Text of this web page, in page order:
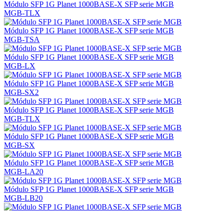
Módulo SFP 1G Planet 1000BASE-X SFP serie MGB
MGB-TLX
Módulo SFP 1G Planet 1000BASE-X SFP serie MGB
MGB-TSA
Módulo SFP 1G Planet 1000BASE-X SFP serie MGB
MGB-LX
Módulo SFP 1G Planet 1000BASE-X SFP serie MGB
MGB-SX2
Módulo SFP 1G Planet 1000BASE-X SFP serie MGB
MGB-TLX
Módulo SFP 1G Planet 1000BASE-X SFP serie MGB
MGB-SX
Módulo SFP 1G Planet 1000BASE-X SFP serie MGB
MGB-LA20
Módulo SFP 1G Planet 1000BASE-X SFP serie MGB
MGB-LB20